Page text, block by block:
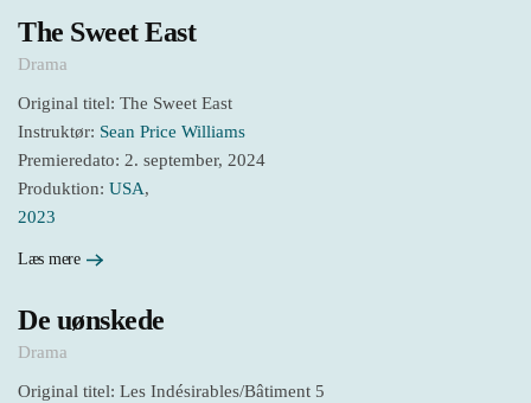
The Sweet East
Drama
Original titel: The Sweet East
Instruktør: Sean Price Williams
Premieredato: 2. september, 2024
Produktion: USA,
2023
Læs mere
De uønskede
Drama
Original titel: Les Indésirables/Bâtiment 5